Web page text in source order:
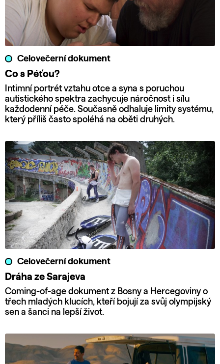
Celovečerní dokument
Co s Péťou?
Intimní portrét vztahu otce a syna s poruchou
autistického spektra zachycuje náročnost i sílu
každodenní péče. Současně odhaluje limity systému,
který příliš často spoléhá na oběti druhých.
Celovečerní dokument
Dráha ze Sarajeva
Coming-of-age dokument z Bosny a Hercegoviny o
třech mladých klucích, kteří bojují za svůj olympijský
sen a šanci na lepší život.